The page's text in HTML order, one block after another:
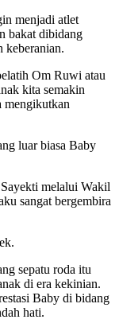
menjadi atlet
bakat dibidang
keberanian.
Om Ruwi atau
kita semakin
mengikutkan
luar biasa Baby
melalui Wakil
sangat bergembira
sepatu roda itu
di era kekinian.
Baby di bidang
hati.